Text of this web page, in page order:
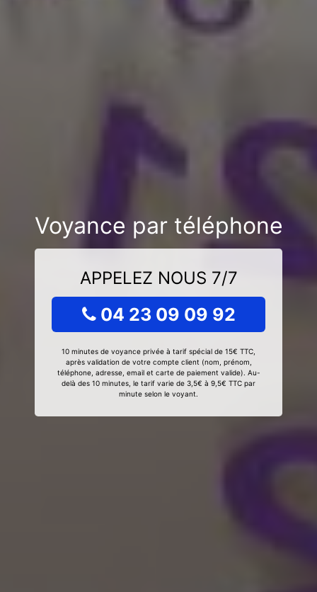
Voyance par téléphone
APPELEZ NOUS 7/7
04 23 09 09 92
10 minutes de voyance privée à tarif spécial de 15€ TTC,
après validation de votre compte client (nom, prénom,
téléphone, adresse, email et carte de paiement valide). Au-
delà des 10 minutes, le tarif varie de 3,5€ à 9,5€ TTC par
minute selon le voyant.